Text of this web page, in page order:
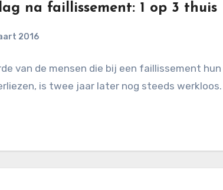
na faillissement: 1 op 3 thuis
2016
van de mensen die bij een faillissement hun
is twee jaar later nog steeds werkloos.